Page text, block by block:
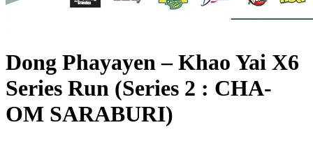
Dong Phayayen – Khao Yai X6
Series Run (Series 2 : CHA-
OM SARABURI)